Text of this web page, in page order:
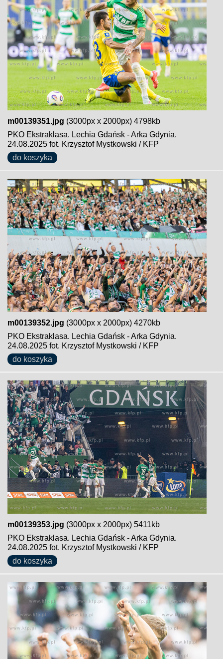
m00139351.jpg (3000px x 2000px) 4798kb
PKO Ekstraklasa. Lechia Gdańsk - Arka Gdynia.
24.08.2025 fot. Krzysztof Mystkowski / KFP
do koszyka
m00139352.jpg (3000px x 2000px) 4270kb
PKO Ekstraklasa. Lechia Gdańsk - Arka Gdynia.
24.08.2025 fot. Krzysztof Mystkowski / KFP
do koszyka
m00139353.jpg (3000px x 2000px) 5411kb
PKO Ekstraklasa. Lechia Gdańsk - Arka Gdynia.
24.08.2025 fot. Krzysztof Mystkowski / KFP
do koszyka